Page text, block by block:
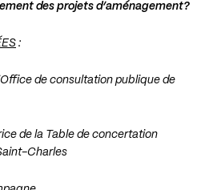
des projets d’aménagement?
:
de consultation publique de
de la Table de concertation
Charles